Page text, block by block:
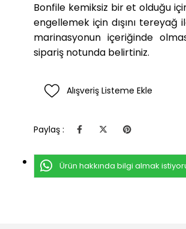
Bonfile kemiksiz bir et olduğu
engellemek için dışını
marinasyonun içeriğinde
sipariş notunda belirtiniz.
Alışveriş Listeme Ekle
Paylaş :
Ürün hakkında bilgi almak